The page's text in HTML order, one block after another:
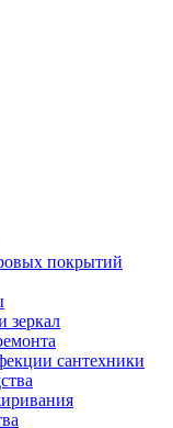
покрытий
зеркал
сантехники